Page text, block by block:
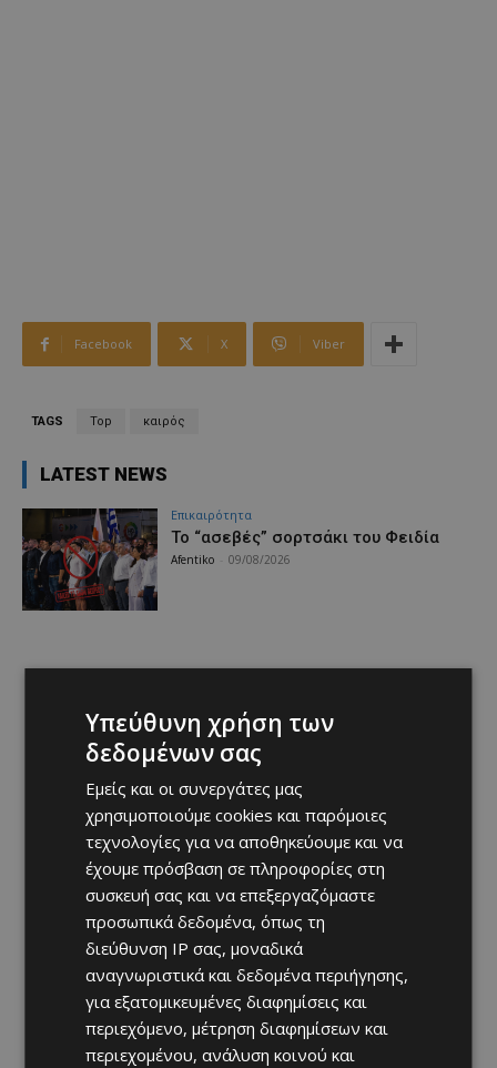
Facebook X Viber
TAGS Top καιρός
LATEST NEWS
Επικαιρότητα
Το “ασεβές” σορτσάκι του Φειδία
Afentiko 09/08/2026
Υπεύθυνη χρήση των
δεδομένων σας
Εμείς και οι συνεργάτες μας
χρησιμοποιούμε cookies και παρόμοιες
τεχνολογίες για να αποθηκεύουμε και να
έχουμε πρόσβαση σε πληροφορίες στη
συσκευή σας και να επεξεργαζόμαστε
προσωπικά δεδομένα, όπως τη
διεύθυνση IP σας, μοναδικά
αναγνωριστικά και δεδομένα περιήγησης,
για εξατομικευμένες διαφημίσεις και
περιεχόμενο, μέτρηση διαφημίσεων και
περιεχομένου, ανάλυση κοινού και